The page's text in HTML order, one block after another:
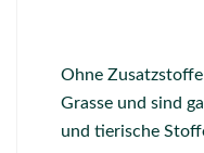
Ohne
Grasse und sind
und tierische